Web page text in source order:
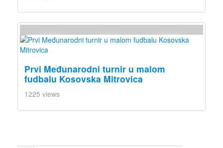
Prvi Međunarodni turnir u malom
fudbalu Kosovska Mitrovica
1225 views